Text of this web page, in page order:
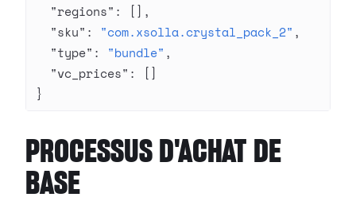
  "regions"
: [],
  "sku"
: "com.xsolla.crystal_pack_2" ,
  "type"
: "bundle" ,
  "vc_prices"
: []
}
PROCESSUS D'ACHAT DE
BASE